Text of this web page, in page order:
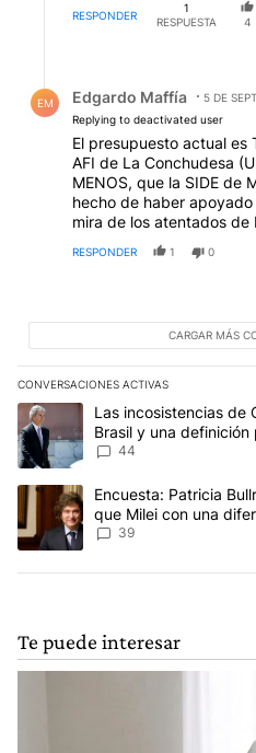
RESPONDER
1
RESPUESTA
4
EM Edgardo Maffía
5 DE
Replying to deactivated user
El presupuesto actual es
AFI de La Conchudesa
MENOS, que la SIDE de
hecho de haber
mira de los atentados de
RESPONDER 1 0
CARGAR MÁS
CONVERSACIONES ACTIVAS
Este listado muestra los
Un artículo de tendencia con el
Las incosistencias de
Brasil y una
concepto antiguo"
44
Un artículo de tendencia con el
Encuesta: Patricia
que Milei con una
negativa
39